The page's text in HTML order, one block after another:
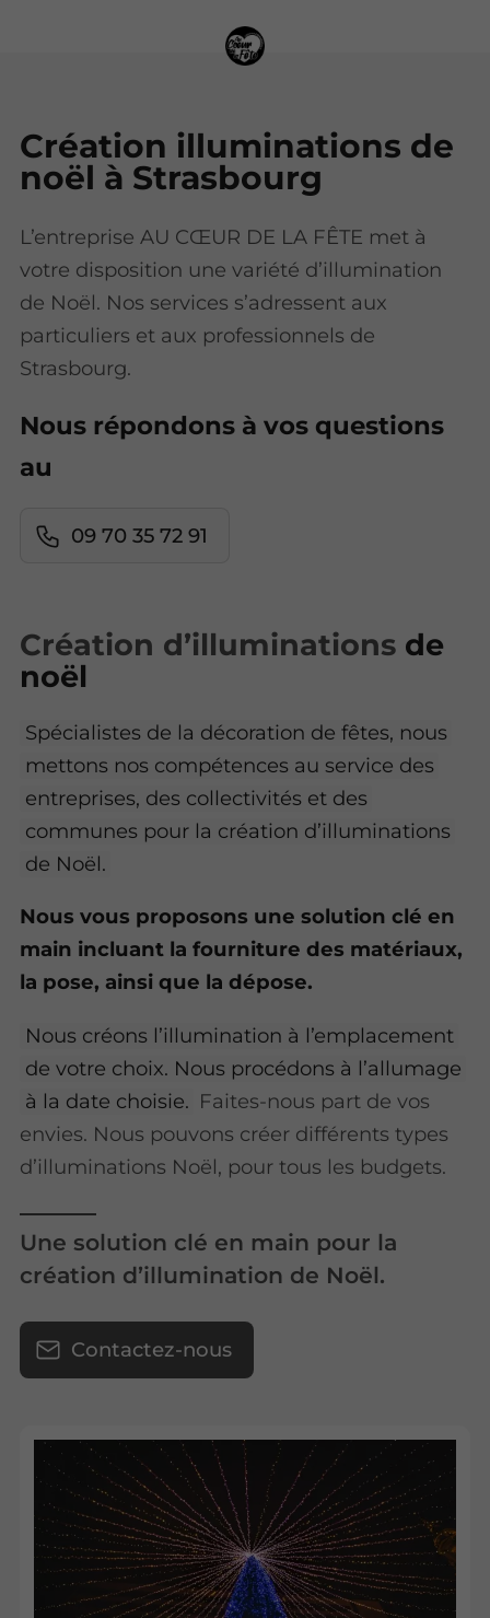
Création illuminations de
noël à Strasbourg
L’entreprise AU CŒUR DE LA FÊTE met à
votre disposition une variété d’illumination
de Noël. Nos services s’adressent aux
particuliers et aux professionnels de
Strasbourg.
Nous répondons à vos questions
au
09 70 35 72 91
Création d’illuminations de
noël
Spécialistes de la décoration de fêtes, nous
mettons nos compétences au service des
entreprises, des collectivités et des
communes pour la création d’illuminations
de Noël.
Nous vous proposons une solution clé en
main incluant la fourniture des matériaux,
la pose, ainsi que la dépose.
Nous créons l’illumination à l’emplacement
de votre choix. Nous procédons à l’allumage
à la date choisie. Faites-nous part de vos
envies. Nous pouvons créer différents types
d’illuminations Noël, pour tous les budgets.
Une solution clé en main pour la
création d’illumination de Noël.
Contactez-nous